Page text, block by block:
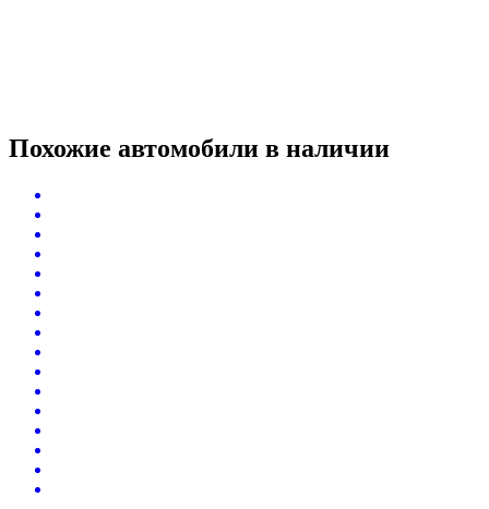
Похожие автомобили в наличии